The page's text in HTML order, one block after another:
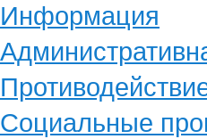
Информация
Социальные